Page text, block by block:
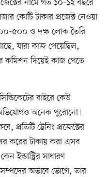
নামে গত ১০-১২ বছরে
কোটি টাকার প্রজেক্ট নেওয়া
৫০০ ও দক্ষ লোক তৈরি
যারা কাজ পেয়েছিল,
কমিশন দিয়েই কাজ পেতে
বাইরে কেউ
অনেক পুরোনো।
ট্রেনিং প্রজেক্টের
করের টাকায় করা এসব
ইন্ডাস্ট্রির সাধারণ
অভাবে ভোগে, তার